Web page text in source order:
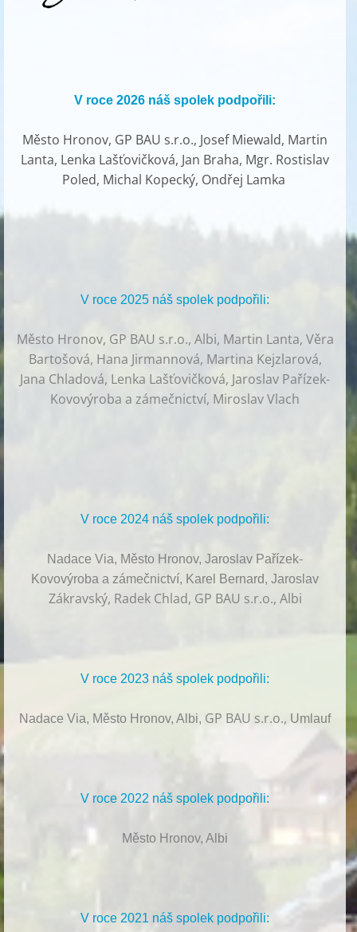
V roce 2026 náš spolek podpořili:
Město Hronov, GP BAU s.r.o., Josef Miewald, Martin
Lanta, Lenka Lašťovičková, Jan Braha, Mgr. Rostislav
Poled, Michal Kopecký, Ondřej Lamka
V roce 2025 náš spolek podpořili:
Město Hronov, GP BAU s.r.o., Albi, Martin Lanta, Věra
Bartošová, Hana Jirmannová, Martina Kejzlarová,
Jana Chladová, Lenka Lašťovičková, Jaroslav Pařízek-
Kovovýroba a zámečnictví, Miroslav Vlach
V roce 2024 náš spolek podpořili:
Nadace Via, Město Hronov, Jaroslav Pařízek-
Kovovýroba a zámečnictví, Karel Bernard, Jaroslav
Zákravský, Radek Chlad, GP BAU s.r.o., Albi
V roce 2023 náš spolek podpořili:
Nadace Via, Město Hronov, Albi, GP BAU s.r.o., Umlauf
V roce 2022 náš spolek podpořili:
Město Hronov, Albi
V roce 2021 náš spolek podpořili: